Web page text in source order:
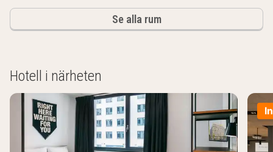
Se alla rum
Hotell i närheten